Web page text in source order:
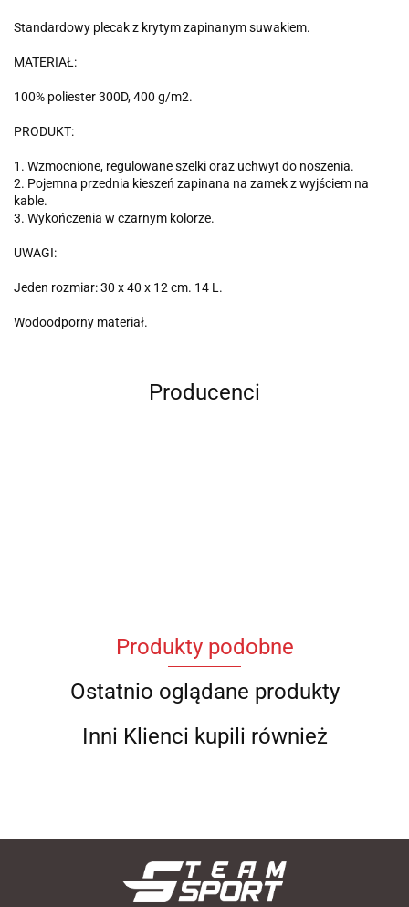
Standardowy plecak z krytym zapinanym suwakiem.
MATERIAŁ:
100% poliester 300D, 400 g/m2.
PRODUKT:
1. Wzmocnione, regulowane szelki oraz uchwyt do noszenia.
2. Pojemna przednia kieszeń zapinana na zamek z wyjściem na
kable.
3. Wykończenia w czarnym kolorze.
UWAGI:
Jeden rozmiar: 30 x 40 x 12 cm. 14 L.
Wodoodporny materiał.
Producenci
Produkty podobne
Ostatnio oglądane produkty
Inni Klienci kupili również